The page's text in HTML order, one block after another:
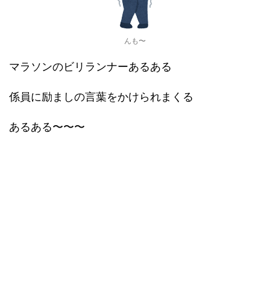
んも〜
マラソンのビリランナーあるある
係員に励ましの言葉をかけられまくる
あるある〜〜〜